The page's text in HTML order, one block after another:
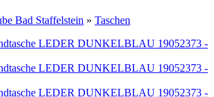
Bad Staffelstein » Taschen